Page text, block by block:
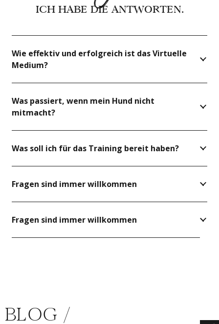
ICH HABE DIE ANTWORTEN.
Wie effektiv und erfolgreich ist das Virtuelle
Medium?
Was passiert, wenn mein Hund nicht
mitmacht?
Was soll ich für das Training bereit haben?
Fragen sind immer willkommen
Fragen sind immer willkommen
BLOG /